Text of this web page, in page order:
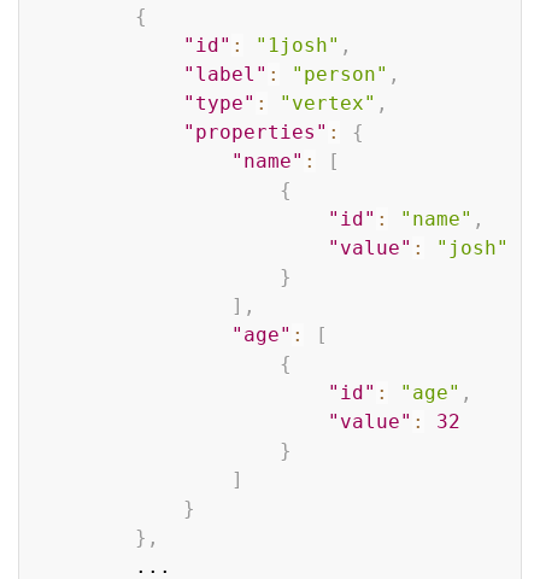
{
"id" : "1josh" ,
"label" : "person" ,
"type" : "vertex" ,
"properties" :
{
"name" :
[
{
"id" : "name" ,
"value" :
"josh"
}
] ,
"age" :
[
{
"id" : "age" ,
"value" :
32
}
]
}
} ,
        ...